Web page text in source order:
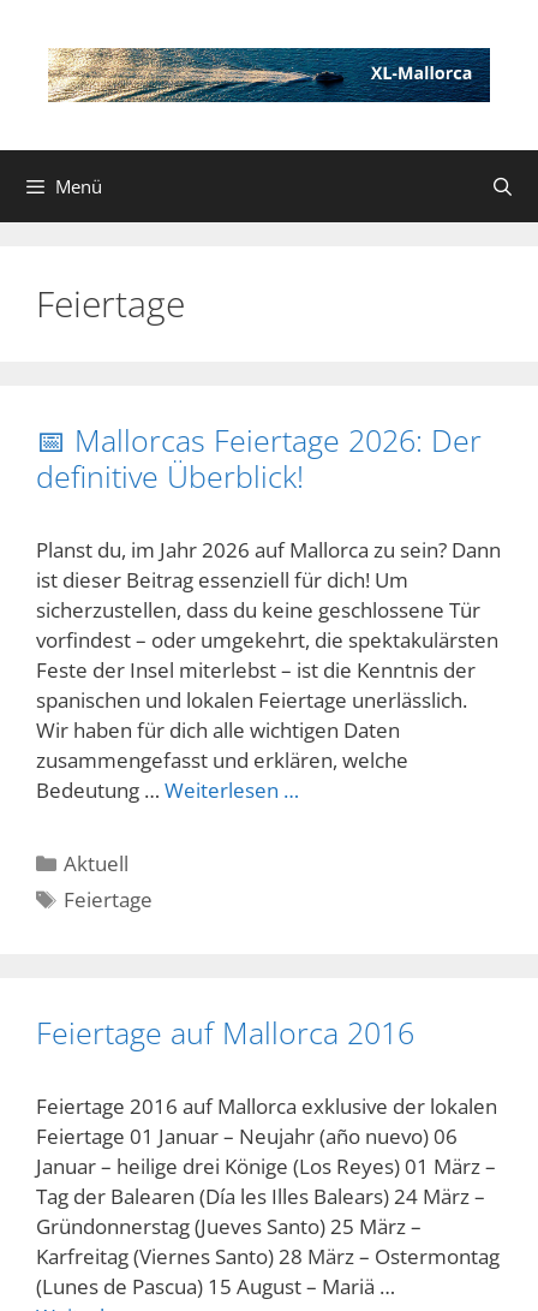
Inhalt
springen
Menü
Feiertage
📅 Mallorcas Feiertage 2026: Der
definitive Überblick!
Planst du, im Jahr 2026 auf Mallorca zu sein? Dann
ist dieser Beitrag essenziell für dich! Um
sicherzustellen, dass du keine geschlossene Tür
vorfindest – oder umgekehrt, die spektakulärsten
Feste der Insel miterlebst – ist die Kenntnis der
spanischen und lokalen Feiertage unerlässlich.
Wir haben für dich alle wichtigen Daten
zusammengefasst und erklären, welche
Bedeutung … Weiterlesen …
Kategorien
Aktuell
Schlagwörter
Feiertage
Feiertage auf Mallorca 2016
Feiertage 2016 auf Mallorca exklusive der lokalen
Feiertage 01 Januar – Neujahr (año nuevo) 06
Januar – heilige drei Könige (Los Reyes) 01 März –
Tag der Balearen (Día les Illes Balears) 24 März –
Gründonnerstag (Jueves Santo) 25 März –
Karfreitag (Viernes Santo) 28 März – Ostermontag
(Lunes de Pascua) 15 August – Mariä …